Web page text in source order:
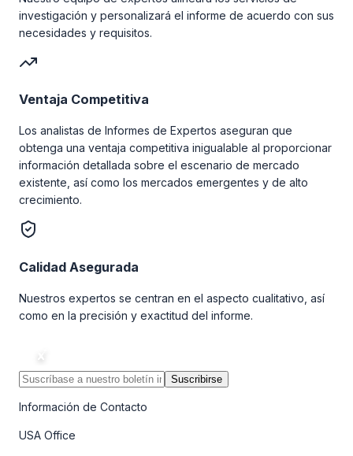
investigación y personalizará el informe de acuerdo con sus
necesidades y requisitos.
Ventaja Competitiva
Los analistas de Informes de Expertos aseguran que
obtenga una ventaja competitiva inigualable al proporcionar
información detallada sobre el escenario de mercado
existente, así como los mercados emergentes y de alto
crecimiento.
Calidad Asegurada
Nuestros expertos se centran en el aspecto cualitativo, así
como en la precisión y exactitud del informe.
Suscribirse
Información de Contacto
USA Office